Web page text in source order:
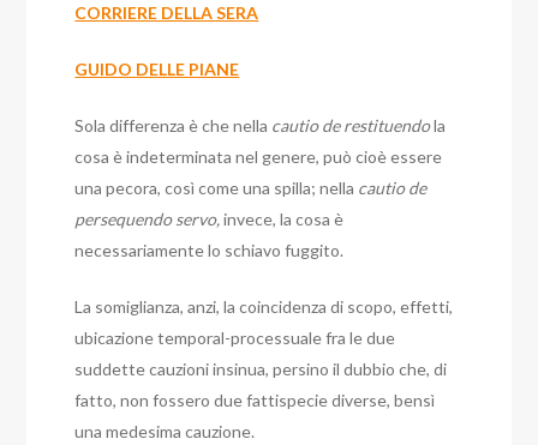
CORRIERE DELLA SERA
GUIDO DELLE PIANE
Sola differenza è che nella cautio de restituendola
cosa è indeterminata nel genere, può cioè essere
una pecora, così come una spilla; nella cautio de
persequendo servo,invece, la cosa è
necessariamente lo schiavo fuggito.
La somiglianza, anzi, la coincidenza di scopo, effetti,
ubicazione temporal-processuale fra le due
suddette cauzioni insinua, persino il dubbio che, di
fatto, non fossero due fattispecie diverse, bensì
una medesima cauzione.